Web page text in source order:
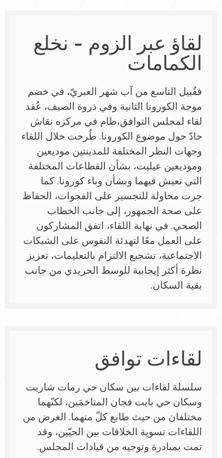
لقاؤ عبر الزوم – نخلع
الكمامات
فقُبيل التاسع من آب شهر العبريّ، في خضم
موجة الكورونا الثانية وفي ذروة الصيف، عُقد
لقاء لمجلس التوافق،طام في مركزه نقاش
حادّ حول موضوع الكورونا. طُرحت خلال اللقاء
وجهات النظر المختلفة للمدينتين موديعين
وموديعين عيليت، بشأن القطاعات المختلفة
التي تعيش فيهما وبشأن وباء كورونا. كما
جرت محاولة للتجسير على الفجوات، الحفاظ
على صحة الجمهور، إلى جانب الخطاب
الصحي. في نهاية اللقاء، اتفق المشاركون
على العمل معًا لتهدئة النفوس على الشبكات
الاجتماعية، تشجيع الالتزام بالتعليمات، تعزيز
نظرة أكثر إيجابية للوسط الحريدي من جانب
بقية السكان.
لقاءات توافق
سلسلة لقاءات بين سكان حي رمات شاريت
وسكان حي بايت فجان المتاخمَين، لكنّهما
مختلفان من حيث طابع كلّ منهما. الغرض من
اللقاءات تسوية الخلافات بين الحيّين، وقد
تمت بمبادرة وتوجيه من قيادات المجلس.